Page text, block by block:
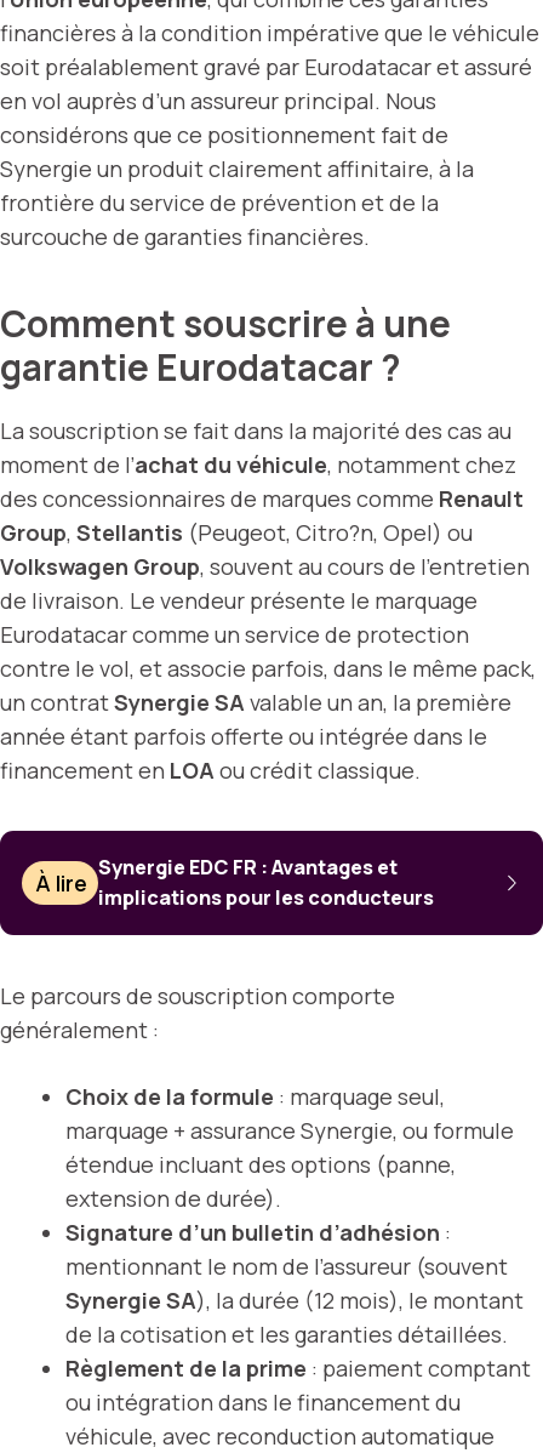
financières à la condition impérative que le véhicule
soit préalablement gravé par Eurodatacar et assuré
en vol auprès d’un assureur principal. Nous
considérons que ce positionnement fait de
Synergie un produit clairement affinitaire, à la
frontière du service de prévention et de la
surcouche de garanties financières.
Comment souscrire à une
garantie Eurodatacar ?
La souscription se fait dans la majorité des cas au
moment de l’achat du véhicule, notamment chez
des concessionnaires de marques comme Renault
Group, Stellantis (Peugeot, Citro?n, Opel) ou
Volkswagen Group, souvent au cours de l’entretien
de livraison. Le vendeur présente le marquage
Eurodatacar comme un service de protection
contre le vol, et associe parfois, dans le même pack,
un contratSynergie SA valable un an, la première
année étant parfois offerte ou intégrée dans le
financement en LOA ou crédit classique.
À lire
Synergie EDC FR : Avantages et
implications pour les conducteurs
Le parcours de souscription comporte
généralement :
Choix de la formule : marquage seul,
marquage + assurance Synergie, ou formule
étendue incluant des options (panne,
extension de durée).
Signature d’un bulletin d’adhésion :
mentionnant le nom de l’assureur (souvent
Synergie SA), la durée (12 mois), le montant
de la cotisation et les garanties détaillées.
Règlement de la prime : paiement comptant
ou intégration dans le financement du
véhicule, avec reconduction automatique